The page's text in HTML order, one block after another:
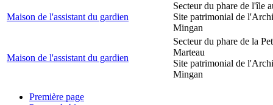
Maison de l'assistant du gardien
Secteur du phare de l'île
Site patrimonial de
Mingan
Maison de l'assistant du gardien
Secteur du phare de la
Marteau
Site patrimonial de
Mingan
Première page